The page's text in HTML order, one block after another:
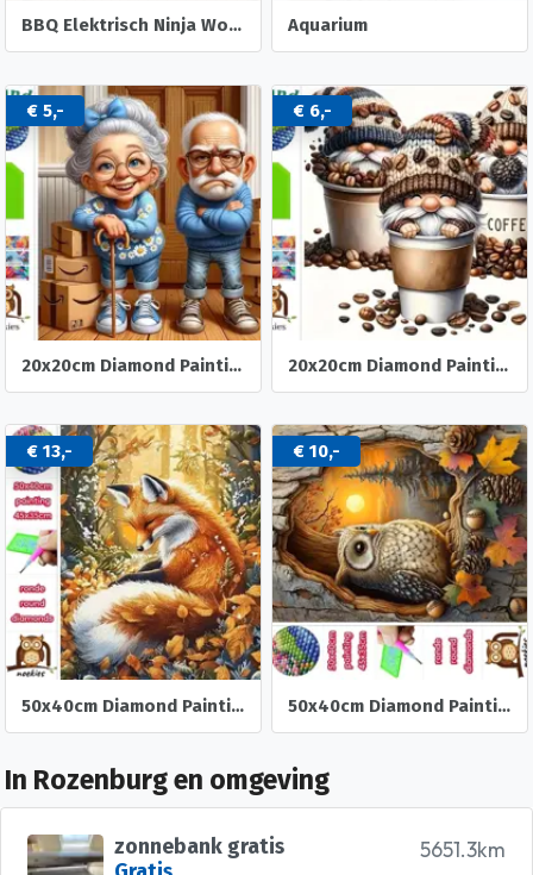
BBQ Elektrisch Ninja Woodfire XL PRO. Aquarium
€ 5,-
20x20cm Diamond Painting oud stel dozen (rond) nr 518
€ 6,-
20x20cm Diamond Painting koffie kabouters (rond) nr 516
€ 13,-
50x40cm Diamond Painting Vos in het bos (rond) nr 84
€ 10,-
50x40cm Diamond Painting herst Uil (rond) nr 83
In Rozenburg en omgeving
5651.3km
zonnebank gratis